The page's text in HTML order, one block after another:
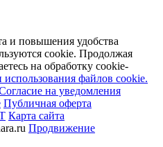
и повышения удобства
cookie. Продолжая
на обработку cookie-
использования файлов cookie.
на уведомления
Публичная оферта
Карта сайта
Продвижение